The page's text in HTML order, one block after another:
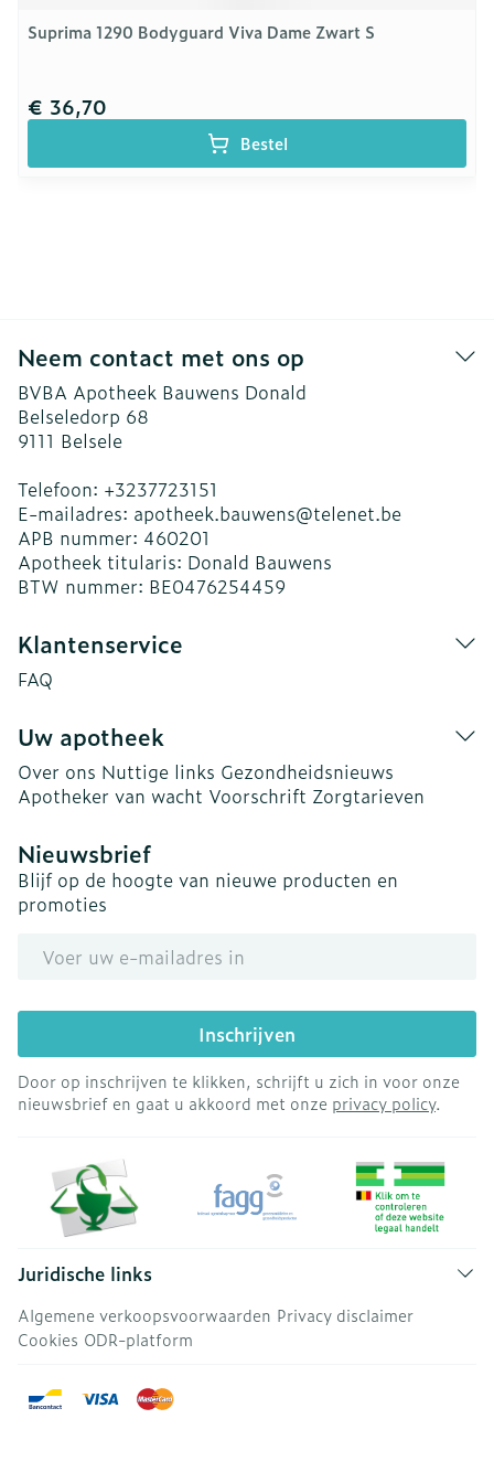
Suprima 1290 Bodyguard Viva Dame Zwart S
€ 36,70
Bestel
Neem contact met ons op
BVBA Apotheek Bauwens Donald
Belseledorp 68
9111 Belsele
Telefoon: +3237723151
E-mailadres: apotheek.bauwens@telenet.be
APB nummer: 460201
Apotheek titularis: Donald Bauwens
BTW nummer: BE0476254459
Klantenservice
FAQ
Uw apotheek
Over ons Nuttige links Gezondheidsnieuws
Apotheker van wacht Voorschrift Zorgtarieven
Nieuwsbrief
Blijf op de hoogte van nieuwe producten en
promoties
Inschrijven
Door op inschrijven te klikken, schrijft u zich in voor onze
nieuwsbrief en gaat u akkoord met onze privacy policy.
Juridische links
Algemene verkoopsvoorwaarden Privacy disclaimer
Cookies ODR-platform